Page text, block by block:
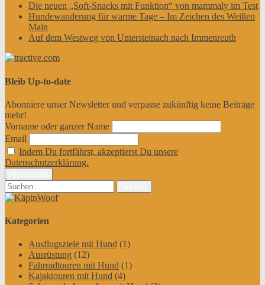
Die neuen „Soft-Snacks mit Funktion“ von mammaly im Test
Hundewanderung für warme Tage – Im Zeichen des Weißen
Main
Auf dem Westweg von Untersteinach nach Immenreuth
Bleib Up-to-date
Abonniere unser Newsletter und verpasse zukünftig keine Beiträge
mehr!
Vorname oder ganzer Name
Email
Indem Du fortfährst, akzeptierst Du unsere
Datenschutzerklärung.
Suchen
nach:
Kategorien
Ausflugsziele mit Hund (1)
Ausrüstung (12)
Fahrradtouren mit Hund (1)
Kajaktouren mit Hund (4)